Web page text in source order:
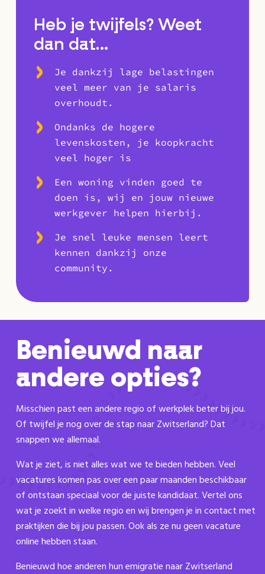
Heb je twijfels? Weet
dan dat…
Je dankzij lage belastingen
veel meer van je salaris
overhoudt.
Ondanks de hogere
levenskosten, je koopkracht
veel hoger is
Een woning vinden goed te
doen is, wij en jouw nieuwe
werkgever helpen hierbij.
Je snel leuke mensen leert
kennen dankzij onze
community.
Benieuwd naar
andere opties?
Misschien past een andere regio of werkplek beter bij jou.
Of twijfel je nog over de stap naar Zwitserland? Dat
snappen we allemaal.
Wat je ziet, is niet alles wat we te bieden hebben. Veel
vacatures komen pas over een paar maanden beschikbaar
of ontstaan speciaal voor de juiste kandidaat. Vertel ons
wat je zoekt in welke regio en wij brengen je in contact met
praktijken die bij jou passen. Ook als ze nu geen vacature
online hebben staan.
Benieuwd hoe anderen hun emigratie naar Zwitserland